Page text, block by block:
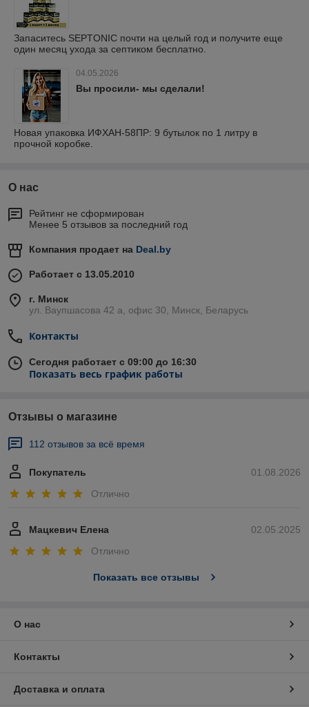
Запаситесь SEPTONIC почти на целый год и получите еще
один месяц ухода за септиком бесплатно.
04.05.2026
Вы просили- мы сделали!
Новая упаковка ИФХАН-58ПР: 9 бутылок по 1 литру в
прочной коробке.
О нас
Рейтинг не сформирован
Менее 5 отзывов за последний год
Компания продает на Deal.by
Работает с 13.05.2010
г. Минск
ул. Ваупшасова 42 а, офис 30, Минск, Беларусь
Контакты
Сегодня работает с 09:00 до 16:30
Показать весь график работы
Отзывы о магазине
112 отзывов за всё время
01.08.2026
Покупатель
Отлично
02.05.2025
Мацкевич Елена
Отлично
Показать все отзывы
О нас
Контакты
Доставка и оплата